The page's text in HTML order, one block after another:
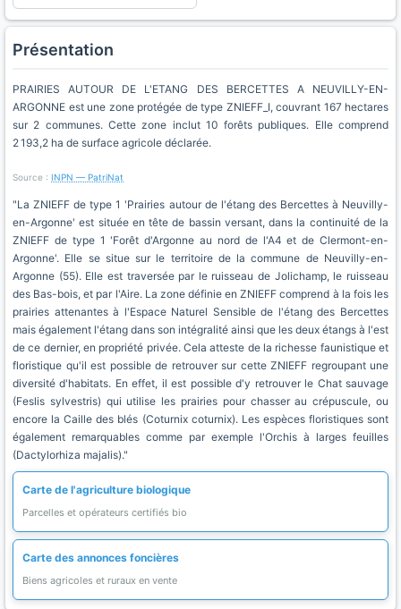
Présentation
PRAIRIES AUTOUR DE L'ETANG DES BERCETTES A NEUVILLY-EN-
ARGONNE est une zone protégée de type ZNIEFF_I, couvrant 167 hectares
sur 2 communes. Cette zone inclut 10 forêts publiques. Elle comprend
2 193,2 ha de surface agricole déclarée.
Source : INPN — PatriNat
"La ZNIEFF de type 1 'Prairies autour de l'étang des Bercettes à Neuvilly-
en-Argonne' est située en tête de bassin versant, dans la continuité de la
ZNIEFF de type 1 'Forêt d'Argonne au nord de l'A4 et de Clermont-en-
Argonne'. Elle se situe sur le territoire de la commune de Neuvilly-en-
Argonne (55). Elle est traversée par le ruisseau de Jolichamp, le ruisseau
des Bas-bois, et par l'Aire. La zone définie en ZNIEFF comprend à la fois les
prairies attenantes à l'Espace Naturel Sensible de l'étang des Bercettes
mais également l'étang dans son intégralité ainsi que les deux étangs à l'est
de ce dernier, en propriété privée. Cela atteste de la richesse faunistique et
floristique qu'il est possible de retrouver sur cette ZNIEFF regroupant une
diversité d'habitats. En effet, il est possible d'y retrouver le Chat sauvage
(Feslis sylvestris) qui utilise les prairies pour chasser au crépuscule, ou
encore la Caille des blés (Coturnix coturnix). Les espèces floristiques sont
également remarquables comme par exemple l'Orchis à larges feuilles
(Dactylorhiza majalis)."
Carte de l'agriculture biologique
Parcelles et opérateurs certifiés bio
Carte des annonces foncières
Biens agricoles et ruraux en vente